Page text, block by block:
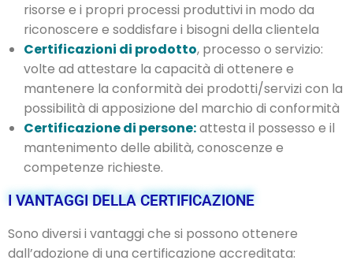
risorse e i propri processi produttivi in modo da
riconoscere e soddisfare i bisogni della clientela
Certificazioni di prodotto, processo o servizio:
volte ad attestare la capacità di ottenere e
mantenere la conformità dei prodotti/servizi con la
possibilità di apposizione del marchio di conformità
Certificazione di persone:attesta il possesso e il
mantenimento delle abilità, conoscenze e
competenze richieste.
I VANTAGGI DELLA CERTIFICAZIONE
Sono diversi i vantaggi che si possono ottenere
dall’adozione di una certificazione accreditata: